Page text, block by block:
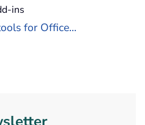
ins
for Office...